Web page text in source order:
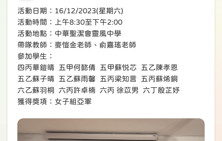
活動日期：16/12/2023(星期六)
活動時間：上午8:30至下午2:00
活動地點：中華聖潔會靈風中學
帶隊教師：麥愷金老師、俞嘉瑤老師
參加學生：
四丙華鎧晴 五甲何懿倩 五甲蘇悦芯 五乙陳孝恩
五乙蘇子晴 五乙蘇雨馨 五丙梁知言 五丙蘇烯銅
六乙蘇羽桐 六丙許卓楠 六丙 徐苡男 六丁殷芷妤
獲得獎項：女子組亞軍